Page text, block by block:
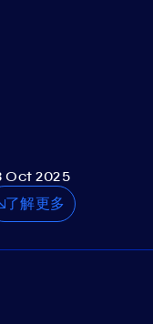
Oct 2025
了解更多